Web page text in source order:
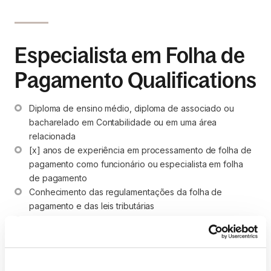
Especialista em Folha de
Pagamento Qualifications
Diploma de ensino médio, diploma de associado ou
bacharelado em Contabilidade ou em uma área
relacionada
[x] anos de experiência em processamento de folha de
pagamento como funcionário ou especialista em folha
de pagamento
Conhecimento das regulamentações da folha de
pagamento e das leis tributárias
de pagamento de funcionários, como [ADP, Quickbooks]
Excelentes conhecimentos de informática, incluindo